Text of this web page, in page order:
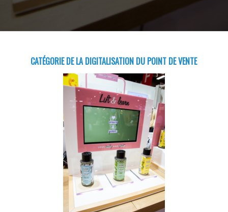
CATÉGORIE DE LA DIGITALISATION DU POINT DE VENTE